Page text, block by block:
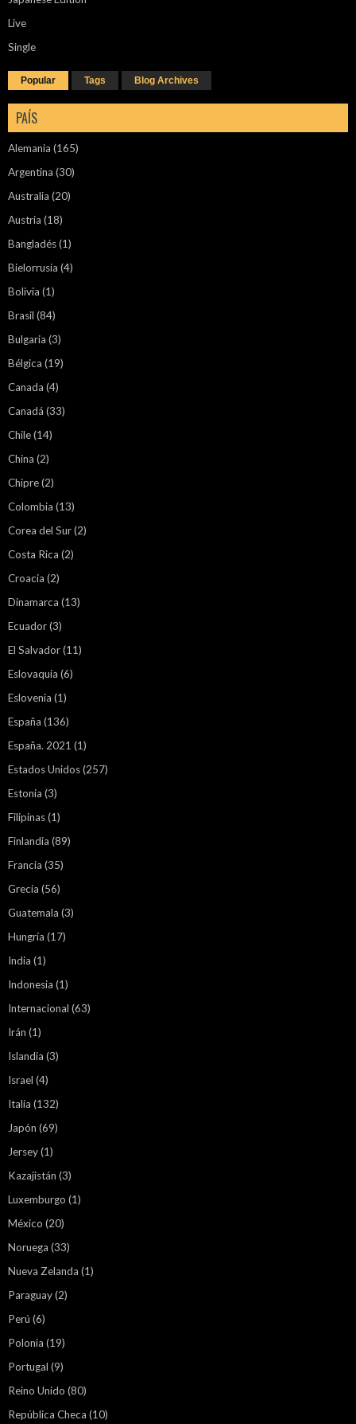
Live
Single
Popular Tags Blog Archives
PAÍS
Alemania (165)
Argentina (30)
Australia (20)
Austria (18)
Bangladés(1)
Bielorrusia (4)
Bolivia (1)
Brasil (84)
Bulgaria (3)
Bélgica (19)
Canada (4)
Canadá (33)
Chile(14)
China (2)
Chipre(2)
Colombia (13)
Corea del Sur(2)
Costa Rica (2)
Croacia (2)
Dinamarca (13)
Ecuador(3)
El Salvador(11)
Eslovaquia (6)
Eslovenia (1)
España (136)
España. 2021 (1)
Estados Unidos(257)
Estonia (3)
Filipinas(1)
Finlandia (89)
Francia (35)
Grecia (56)
Guatemala (3)
Hungría (17)
India (1)
Indonesia (1)
Internacional (63)
Irán (1)
Islandia (3)
Israel (4)
Italia (132)
Japón (69)
Jersey(1)
Kazajistán (3)
Luxemburgo (1)
México (20)
Noruega (33)
Nueva Zelanda (1)
Paraguay(2)
Perú (6)
Polonia (19)
Portugal (9)
Reino Unido (80)
República Checa (10)